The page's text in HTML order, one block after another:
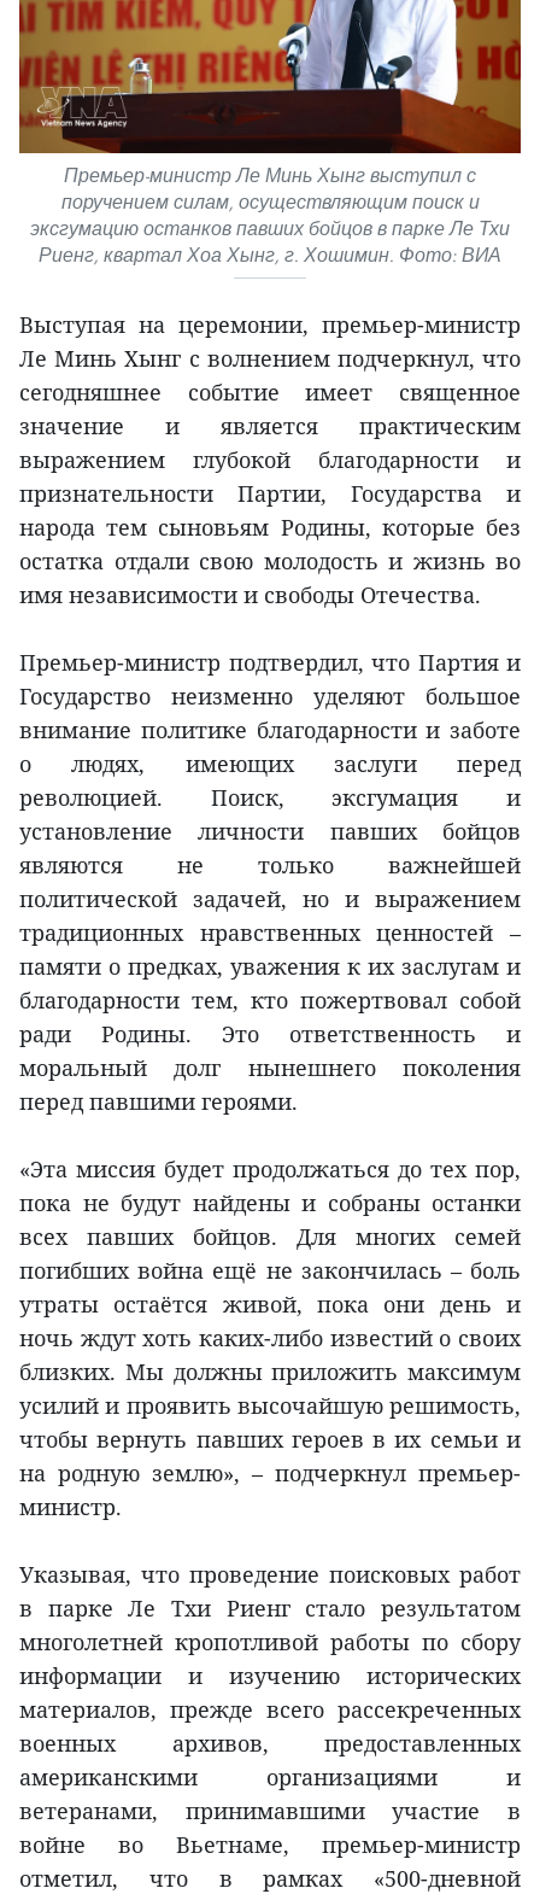
Премьер-министр Ле Минь Хынг выступил с
поручением силам, осуществляющим поиск и
эксгумацию останков павших бойцов в парке Ле Тхи
Риенг, квартал Хоа Хынг, г. Хошимин. Фото: ВИА
Выступая на церемонии, премьер-министр
Ле Минь Хынг с волнением подчеркнул, что
сегодняшнее событие имеет священное
значение и является практическим
выражением глубокой благодарности и
признательности Партии, Государства и
народа тем сыновьям Родины, которые без
остатка отдали свою молодость и жизнь во
имя независимости и свободы Отечества.
Премьер-министр подтвердил, что Партия и
Государство неизменно уделяют большое
внимание политике благодарности и заботе
о людях, имеющих заслуги перед
революцией. Поиск, эксгумация и
установление личности павших бойцов
являются не только важнейшей
политической задачей, но и выражением
традиционных нравственных ценностей –
памяти о предках, уважения к их заслугам и
благодарности тем, кто пожертвовал собой
ради Родины. Это ответственность и
моральный долг нынешнего поколения
перед павшими героями.
«Эта миссия будет продолжаться до тех пор,
пока не будут найдены и собраны останки
всех павших бойцов. Для многих семей
погибших война ещё не закончилась – боль
утраты остаётся живой, пока они день и
ночь ждут хоть каких-либо известий о своих
близких. Мы должны приложить максимум
усилий и проявить высочайшую решимость,
чтобы вернуть павших героев в их семьи и
на родную землю», – подчеркнул премьер-
министр.
Указывая, что проведение поисковых работ
в парке Ле Тхи Риенг стало результатом
многолетней кропотливой работы по сбору
информации и изучению исторических
материалов, прежде всего рассекреченных
военных архивов, предоставленных
американскими организациями и
ветеранами, принимавшими участие в
войне во Вьетнаме, премьер-министр
отметил, что в рамках «500-дневной